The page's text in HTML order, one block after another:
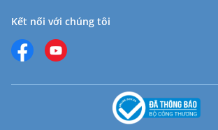
Kết nối với chúng tôi